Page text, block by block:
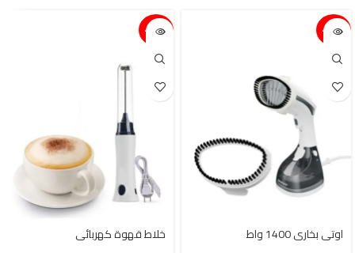
15%-
اوتي بخاري 1400 واط
15%-
خلاط قهوة كهربائي